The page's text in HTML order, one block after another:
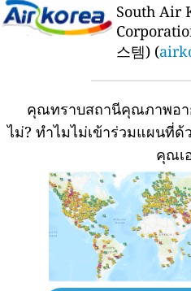
South Air
스템) (
คุณทราบสถานีคุณภาพอ
ไม่? ทำไมไม่เข้าร่วมแผนที่
คุณเ